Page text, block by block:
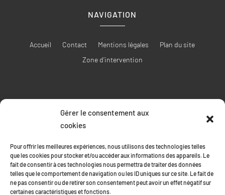
Gérer le consentement aux
cookies
Pour offrir les meilleures expériences, nous utilisons des technologies telles
que les cookies pour stocker et/ou accéder aux informations des appareils. Le
fait de consentir à ces technologies nous permettra de traiter des données
telles que le comportement de navigation ou les ID uniques sur ce site. Le fait de
ne pas consentir ou de retirer son consentement peut avoir un effet négatif sur
certaines caractéristiques et fonctions.
NAVIGATION
Accueil Contact Mentions légales
Plan du site
Zone d’intervention
RÉALISATION